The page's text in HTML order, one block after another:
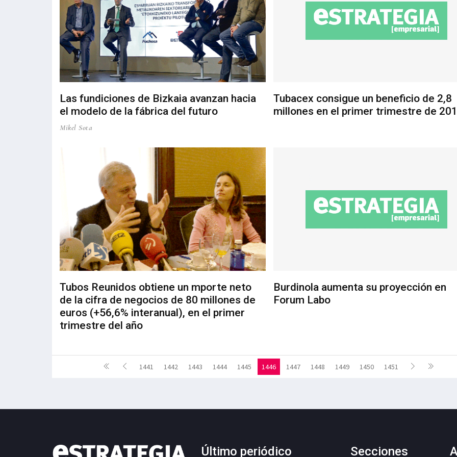
Las fundiciones de Bizkaia avanzan hacia
el modelo de la fábrica del futuro
Mikel Sota
Tubacex consigue un beneficio de 2,8
millones en el primer trimestre de
Tubos Reunidos obtiene un mporte neto
de la cifra de negocios de 80 millones de
euros (+56,6% interanual), en el primer
trimestre del año
Burdinola aumenta su proyección en
Forum Labo
1441 1442 1443 1444 1445 1446 1447 1448 1449 1450 1451
Último periódico Secciones